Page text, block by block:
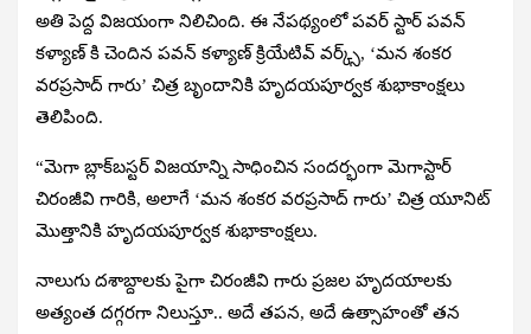
అతి పెద్ద విజయంగా నిలిచింది. ఈ నేపథ్యంలో పవర్ స్టార్ పవన్
కళ్యాణ్ కి చెందిన పవన్ కళ్యాణ్ క్రియేటివ్ వర్క్స్, ‘మన శంకర
వరప్రసాద్ గారు’ చిత్ర బృందానికి హృదయపూర్వక శుభాకాంక్షలు
తెలిపింది.
“మెగా బ్లాక్‌బస్టర్ విజయాన్ని సాధించిన సందర్భంగా మెగాస్టార్
చిరంజీవి గారికి, అలాగే ‘మన శంకర వరప్రసాద్ గారు’ చిత్ర యూనిట్
మొత్తానికి హృదయపూర్వక శుభాకాంక్షలు.
నాలుగు దశాబ్దాలకు పైగా చిరంజీవి గారు ప్రజల హృదయాలకు
అత్యంత దగ్గరగా నిలుస్తూ.. అదే తపన, అదే ఉత్సాహంతో తన